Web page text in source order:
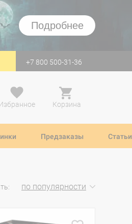
Подробнее
+7 800 500-31-36
Корзина
Предзаказы Статьи
по популярности